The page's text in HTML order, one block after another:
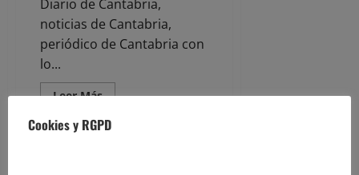
Diario de Cantabria,
noticias de Cantabria,
periódico de Cantabria con
lo...
Leer MásLeer
acerca
de
Cookies y RGPD